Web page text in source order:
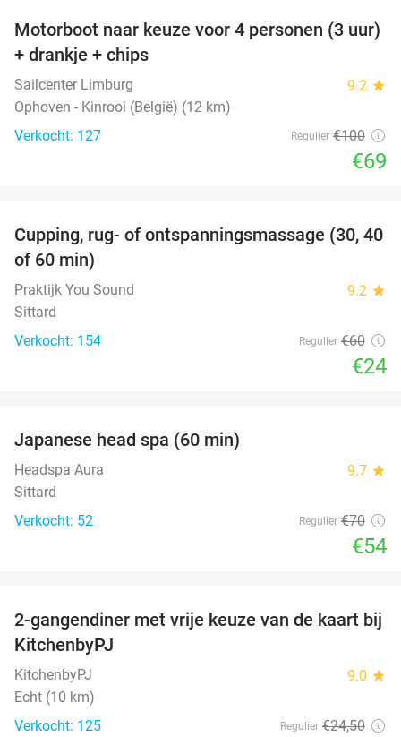
31%
Motorboot naar keuze voor 4 personen (3 uur)
+ drankje + chips
Sailcenter Limburg 9.2 star
Ophoven - Kinrooi (België) (12 km)
Verkocht: 127
Regulier €100
€69
60%
Cupping, rug- of ontspanningsmassage (30, 40
of 60 min)
Praktijk You Sound 9.2 star
Sittard
Verkocht: 154
Regulier €60
€24
Japanese head spa (60 min)
Headspa Aura 9.7 star
Sittard
Verkocht: 52
Regulier €70
€54
23%
2-gangendiner met vrije keuze van de kaart bij
KitchenbyPJ
KitchenbyPJ 9.0 star
Echt (10 km)
Verkocht: 125
Regulier €24,50